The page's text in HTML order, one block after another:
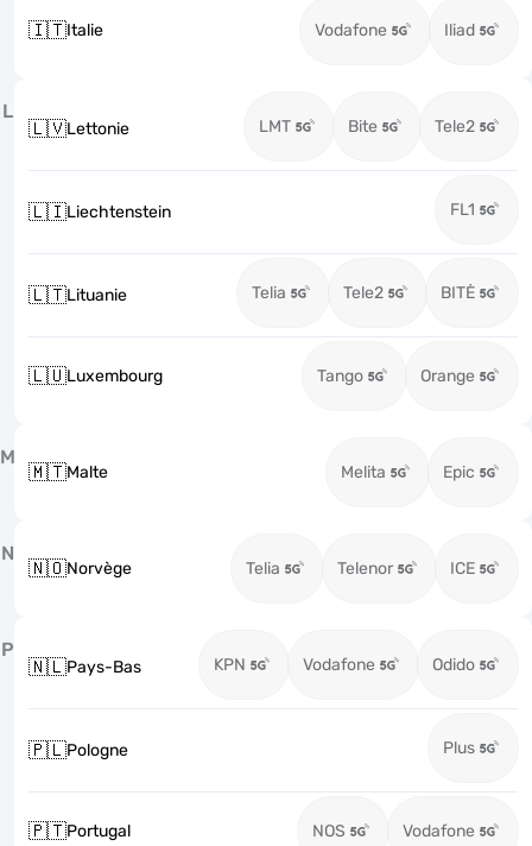
🇮🇹Italie Vodafone Iliad
L
🇱🇻Lettonie LMT Bite Tele2
🇱🇮Liechtenstein FL1
🇱🇹Lituanie Telia Tele2 BITĖ
🇱🇺Luxembourg Tango Orange
M
🇲🇹Malte Melita Epic
N
🇳🇴Norvège Telia Telenor ICE
P
🇳🇱Pays-Bas KPN Vodafone Odido
🇵🇱Pologne Plus
🇵🇹Portugal NOS Vodafone